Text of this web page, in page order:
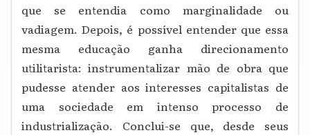
que se entendia como marginalidade ou
vadiagem. Depois, é possível entender que essa
mesma educação ganha direcionamento
utilitarista: instrumentalizar mão de obra que
pudesse atender aos interesses capitalistas de
uma sociedade em intenso processo de
industrialização. Conclui-se que, desde seus